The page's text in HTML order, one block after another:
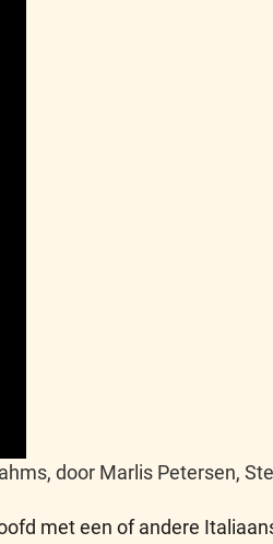
door Marlis Petersen,
met een of andere